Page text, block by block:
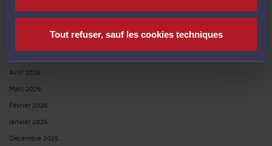
Tout refuser, sauf les cookies techniques
Juillet 2026
Mai 2026
Avril 2026
Mars 2026
Février 2026
Janvier 2026
Décembre 2025